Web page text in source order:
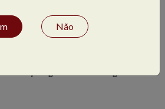
Não